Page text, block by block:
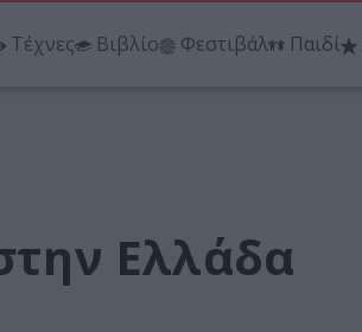
Τέχνες Βιβλίο Φεστιβάλ Παιδί
Ελλάδα